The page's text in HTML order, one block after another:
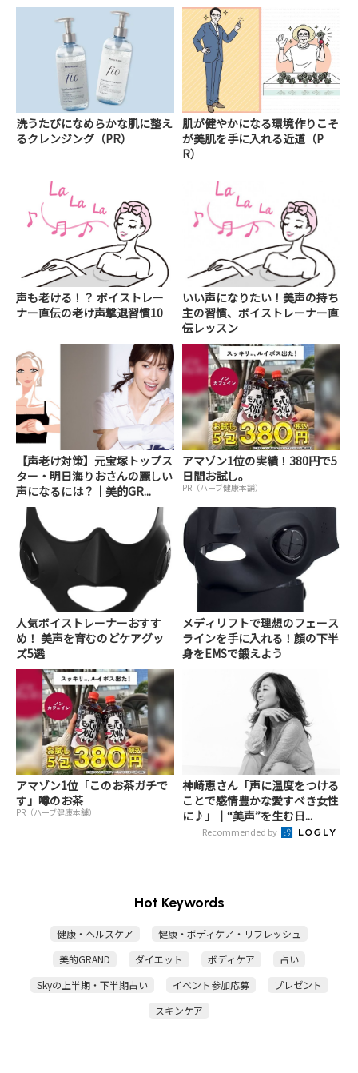
洗うたびになめらかな肌に整え
るクレンジング（PR）
肌が健やかになる環境作りこそ
が美肌を手に入れる近道（P
R）
声も老ける！？ ボイストレー
ナー直伝の老け声撃退習慣10
いい声になりたい！美声の持ち
主の習慣、ボイストレーナー直
伝レッスン
【声老け対策】元宝塚トップス
ター・明日海りおさんの麗しい
声になるには？｜美的GR...
アマゾン1位の実績！380円で5
日間お試し。
PR（ハーブ健康本舗）
人気ボイストレーナーおすす
め！ 美声を育むのどケアグッ
ズ5選
メディリフトで理想のフェース
ラインを手に入れる！顔の下半
身をEMSで鍛えよう
アマゾン1位「このお茶ガチで
す」噂のお茶
PR（ハーブ健康本舗）
神崎恵さん「声に温度をつける
ことで感情豊かな愛すべき女性
に♪」｜“美声”を生む日...
Recommended by
Hot Keywords
健康・ヘルスケア
健康・ボディケア・リフレッシュ
美的GRAND
ダイエット ボディケア
占い
Skyの上半期・下半期占い
イベント参加応募
プレゼント
スキンケア